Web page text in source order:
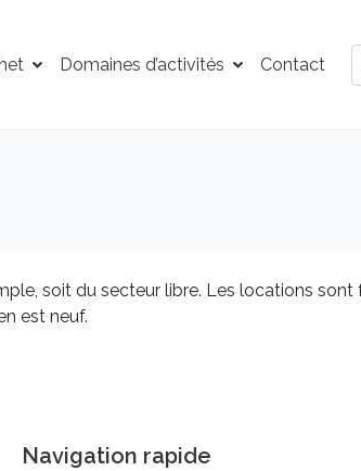
Domaines d’activités Contact
soit du secteur libre. Les locations sont
est neuf.
Navigation rapide